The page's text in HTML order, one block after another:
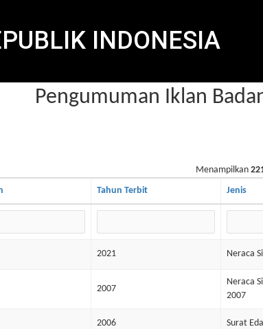
INDONESIA
Pengumuman Iklan
Menampilkan
Tahun Terbit Jenis
2021 Neraca
2007
Neraca
2007
2006 Surat